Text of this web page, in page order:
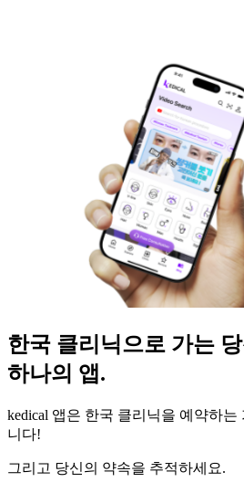
한국 클리닉으로 가는
하나의 앱.
kedical 앱은 한국 클리닉을 예약하
니다!
그리고 당신의 약속을 추적하세요.